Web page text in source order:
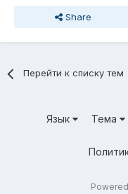
Share
Перейти к списку тем
Язык Тема